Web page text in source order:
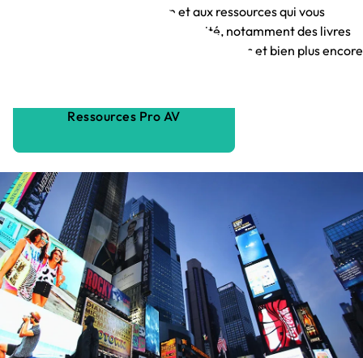
informations, à la formation et aux ressources qui vous
aideront à développer votre activité, notamment des livres
blancs, des images de produits, des vidéos et bien plus encore
Ressources Pro AV